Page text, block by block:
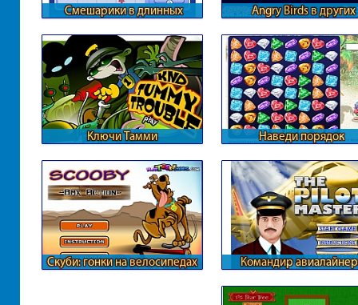
Смешарики в длинных
Angry Birds в других
Ключи Тамми Наведи порядок
Скуби: гонки на велосипедах Командир